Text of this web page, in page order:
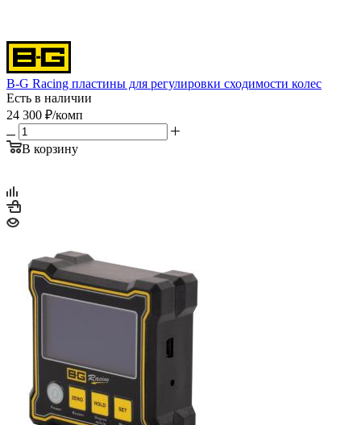
B-G Racing пластины для регулировки сходимости колес
Есть в наличии
24 300 ₽/комп
В корзину